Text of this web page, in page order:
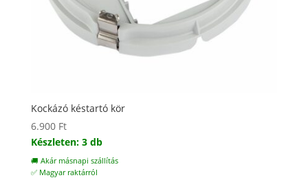
Kockázó késtartó kör
6.900 Ft
Készleten: 3 db
🚚 Akár másnapi szállítás
✅ Magyar raktárról